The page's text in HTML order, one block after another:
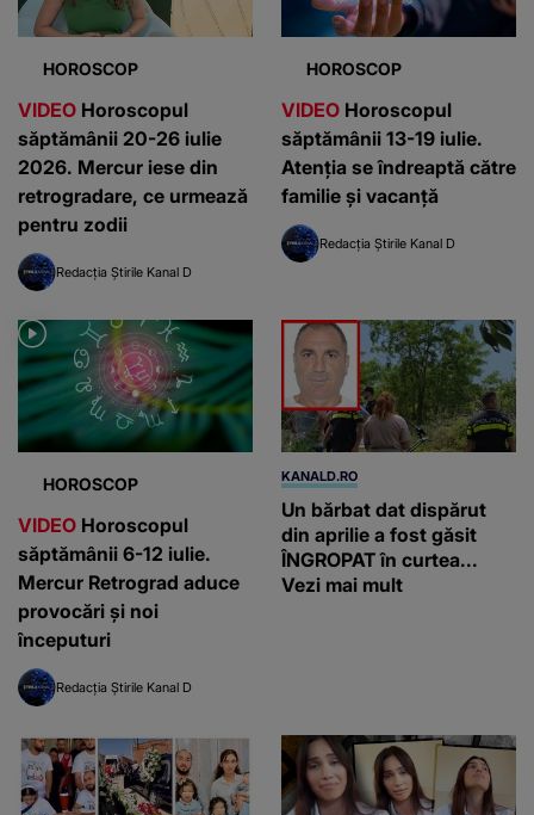
HOROSCOP
VIDEO Horoscopul
săptămânii 20-26 iulie
2026. Mercur iese din
retrogradare, ce urmează
pentru zodii
Redacția Știrile Kanal D
HOROSCOP
VIDEO Horoscopul
săptămânii 13-19 iulie.
Atenția se îndreaptă către
familie și vacanță
Redacția Știrile Kanal D
HOROSCOP
VIDEO Horoscopul
săptămânii 6-12 iulie.
Mercur Retrograd aduce
provocări și noi
începuturi
Redacția Știrile Kanal D
KANALD.RO
Un bărbat dat dispărut
din aprilie a fost găsit
ÎNGROPAT în curtea...
Vezi mai mult